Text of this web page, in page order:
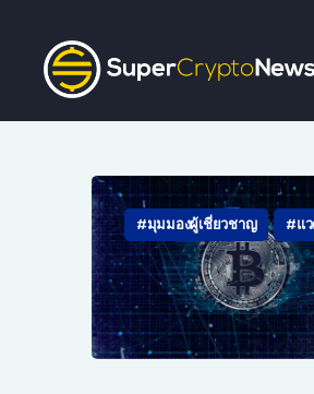
SCN30index
ข่าว
ถาม-ตอบ
ความรู้เบื้องต้น
วีดีโอ
ข่าวประชาสัมพันธ์
ไทย
มุมมองผู้เชี่ยวชาญ แ